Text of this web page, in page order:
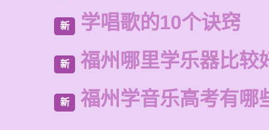
新 学唱歌的10个诀窍
新 福州哪里学乐器比较
新 福州学音乐高考有哪